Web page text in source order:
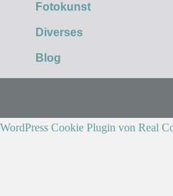
Fotokunst
Diverses
Blog
WordPress Cookie Plugin von Real